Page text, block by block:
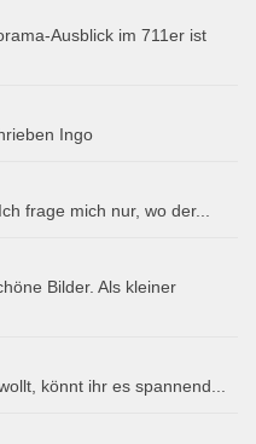
Ausblick im 711er ist
Ingo
frage mich nur, wo der...
Bilder. Als kleiner
könnt ihr es spannend...